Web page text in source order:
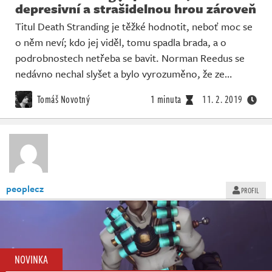
depresivní a strašidelnou hrou zároveň
Titul Death Stranding je těžké hodnotit, neboť moc se
o něm neví; kdo jej viděl, tomu spadla brada, a o
podrobnostech netřeba se bavit. Norman Reedus se
nedávno nechal slyšet a bylo vyrozuměno, že ze…
Tomáš Novotný 1 minuta 11. 2. 2019
peoplecz PROFIL
NOVINKA